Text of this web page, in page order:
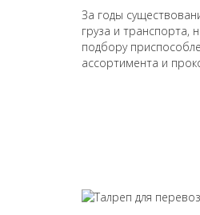
За годы
груза и транспорта,
подбору
ассортимента и